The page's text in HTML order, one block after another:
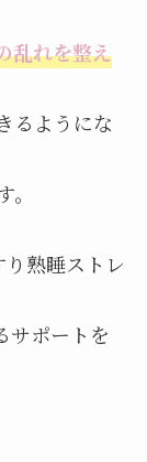
乱れを整え
るようにな
熟睡ストレ
サポートを